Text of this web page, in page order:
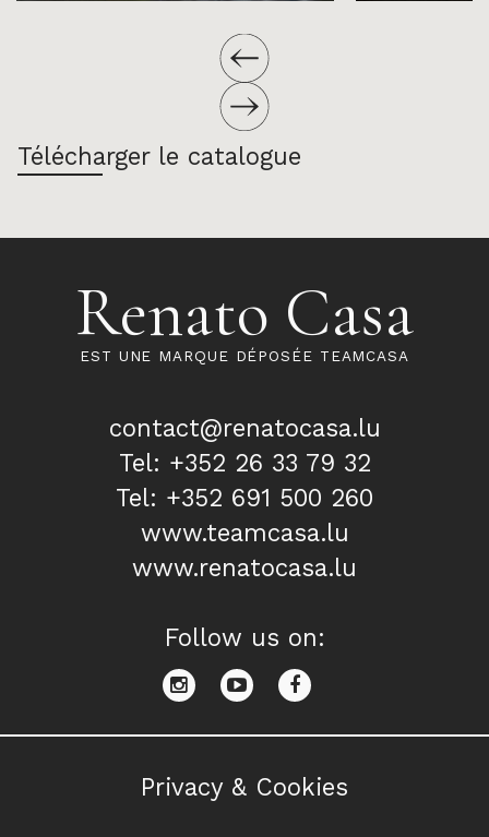
Télécharger le catalogue
Renato Casa
EST UNE MARQUE DÉPOSÉE TEAMCASA
contact@renatocasa.lu
Tel: +352 26 33 79 32
Tel: +352 691 500 260
www.teamcasa.lu
www.renatocasa.lu
Follow us on:
Privacy & Cookies